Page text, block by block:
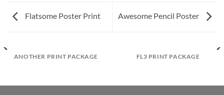
Flatsome Poster Print Awesome Pencil Poster
ANOTHER PRINT PACKAGE FL3 PRINT PACKAGE